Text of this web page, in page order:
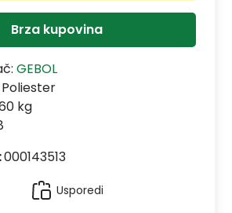
Brza kupovina
GEBOL
Poliester
kg
000143513
Usporedi